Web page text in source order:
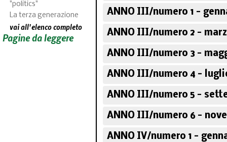
"politics"
La terza generazione
vai all'elenco completo
Pagine da leggere
ANNO III/numero 1 -
ANNO III/numero 2 -
ANNO III/numero 3 -
ANNO III/numero 4 -
ANNO III/numero 5 -
ANNO III/numero 6 -
ANNO IV/numero 1 -